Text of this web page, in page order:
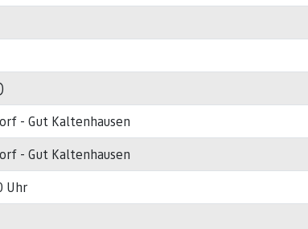
- Gut Kaltenhausen
- Gut Kaltenhausen
Uhr